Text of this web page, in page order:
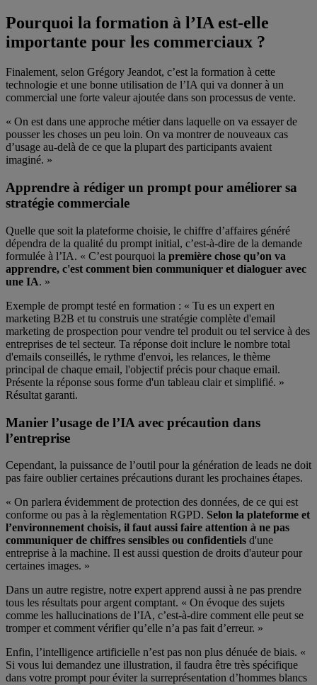
Pourquoi la formation à l’IA est-elle
importante pour les commerciaux ?
Finalement, selon Grégory Jeandot, c’est la formation à cette
technologie et une bonne utilisation de l’IA qui va donner à un
commercial une forte valeur ajoutée dans son processus de vente.
« On est dans une approche métier dans laquelle on va essayer de
pousser les choses un peu loin. On va montrer de nouveaux cas
d’usage au-delà de ce que la plupart des participants avaient
imaginé. »
Apprendre à rédiger un prompt pour améliorer sa
stratégie commerciale
Quelle que soit la plateforme choisie, le chiffre d’affaires généré
dépendra de la qualité du prompt initial, c’est-à-dire de la demande
formulée à l’IA. « C’est pourquoi la première chose qu’on va
apprendre, c'est comment bien communiquer et dialoguer avec
une IA. »
Exemple de prompt testé en formation : « Tu es un expert en
marketing B2B et tu construis une stratégie complète d'email
marketing de prospection pour vendre tel produit ou tel service à des
entreprises de tel secteur. Ta réponse doit inclure le nombre total
d'emails conseillés, le rythme d'envoi, les relances, le thème
principal de chaque email, l'objectif précis pour chaque email.
Présente la réponse sous forme d'un tableau clair et simplifié. »
Résultat garanti.
Manier l’usage de l’IA avec précaution dans
l’entreprise
Cependant, la puissance de l’outil pour la génération de leads ne doit
pas faire oublier certaines précautions durant les prochaines étapes.
« On parlera évidemment de protection des données, de ce qui est
conforme ou pas à la règlementation RGPD. Selon la plateforme et
l’environnement choisis, il faut aussi faire attention à ne pas
communiquer de chiffres sensibles ou confidentiels d'une
entreprise à la machine. Il est aussi question de droits d'auteur pour
certaines images. »
Dans un autre registre, notre expert apprend aussi à ne pas prendre
tous les résultats pour argent comptant. « On évoque des sujets
comme les hallucinations de l’IA, c’est-à-dire comment elle peut se
tromper et comment vérifier qu’elle n’a pas fait d’erreur. »
Enfin, l’intelligence artificielle n’est pas non plus dénuée de biais. «
Si vous lui demandez une illustration, il faudra être très spécifique
dans votre prompt pour éviter la surreprésentation d’hommes blancs